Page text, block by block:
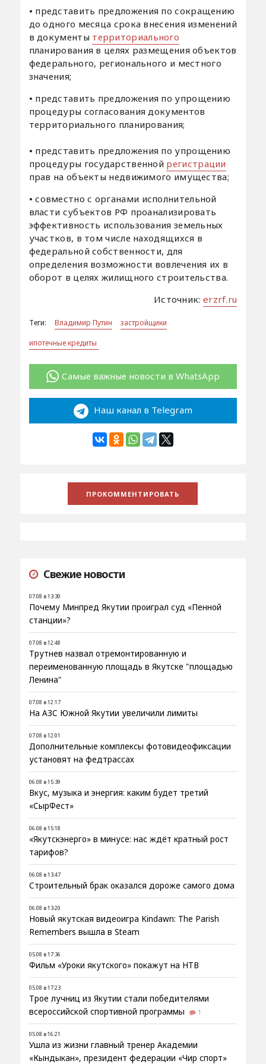
• представить предложения по сокращению
до одного месяца срока внесения изменений
в документы территориального
планирования в целях размещения объектов
федерального, регионального и местного
значения;
• представить предложения по упрощению
процедуры согласования документов
территориального планирования;
• представить предложения по упрощению
процедуры государственной регистрации
прав на объекты недвижимого имущества;
•совместно с органами исполнительной
власти субъектов РФ проанализировать
эффективность использования земельных
участков, в том числе находящихся в
федеральной собственности, для
определения возможности вовлечения их в
оборот в целях жилищного строительства.
Источник: erzrf.ru
Теги: Владимир Путин
застройщики
ипотечные кредиты
Самые важные новости в WhatsApp
Наш канал в Telegram
Свежие новости
07.08 в 13:30
Почему Минпред Якутии проиграл суд «Пенной
станции»?
07.08 в 12:48
Трутнев назвал отремонтированную и
переименованную площадь в Якутске "площадью
Ленина"
07.08 в 12:17
На АЗС Южной Якутии увеличили лимиты
07.08 в 12:01
Дополнительные комплексы фотовидеофиксации
установят на федтрассах
06.08 в 15:39
Вкус, музыка и энергия: каким будет третий
«СырФест»
06.08 в 15:18
«Якутскэнерго» в минусе: нас ждёт кратный рост
тарифов?
06.08 в 13:47
Строительный брак оказался дороже самого дома
06.08 в 13:20
Новый якутская видеоигра Kindawn: The Parish
Remembers вышла в Steam
05.08 в 17:36
Фильм «Уроки якутского» покажут на НТВ
05.08 в 17:23
Трое лучниц из Якутии стали победителями
всероссийской спортивной программы
1
05.08 в 16:21
Ушла из жизни главный тренер Академии
«Кындыкан», президент федерации «Чир спорт»